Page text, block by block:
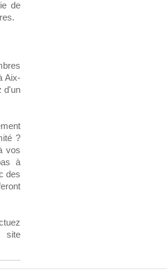
de
Aix-
d'un
?
vos
à
des